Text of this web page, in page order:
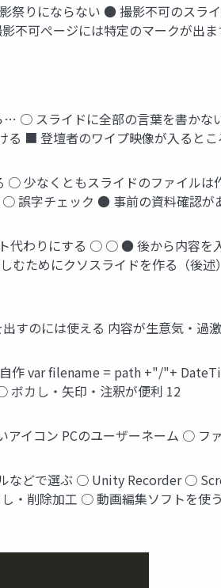
りにならない ● 撮影不可のスラ
不可ぺージには特定のマークが出ま
○ スライドに全部の言葉を書か
■ 登壇者のワイプ映像が入ると
少なくともスライドのファイル
誤字チェック ● 事前の資料確認が
代わりにする ○ ○ ● 後から内容
むためにクソスライドを作る（後
のには使える 内容が生意気・過
作 var filename = path +"/"+
カし・矢印・注釈が便利 12
イコン PCのユーザーネーム ○ フ
などで選ぶ ○ Unity Recorder ○
・削除加工 ○ 動画編集ソフトを使